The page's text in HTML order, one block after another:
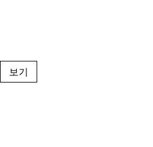
보기